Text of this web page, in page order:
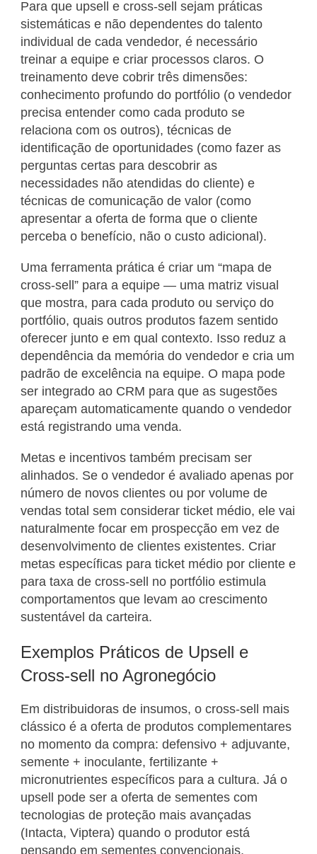
Para que upsell e cross-sell sejam práticas
sistemáticas e não dependentes do talento
individual de cada vendedor, é necessário
treinar a equipe e criar processos claros. O
treinamento deve cobrir três dimensões:
conhecimento profundo do portfólio (o vendedor
precisa entender como cada produto se
relaciona com os outros), técnicas de
identificação de oportunidades (como fazer as
perguntas certas para descobrir as
necessidades não atendidas do cliente) e
técnicas de comunicação de valor (como
apresentar a oferta de forma que o cliente
perceba o benefício, não o custo adicional).
Uma ferramenta prática é criar um “mapa de
cross-sell” para a equipe — uma matriz visual
que mostra, para cada produto ou serviço do
portfólio, quais outros produtos fazem sentido
oferecer junto e em qual contexto. Isso reduz a
dependência da memória do vendedor e cria um
padrão de excelência na equipe. O mapa pode
ser integrado ao CRM para que as sugestões
apareçam automaticamente quando o vendedor
está registrando uma venda.
Metas e incentivos também precisam ser
alinhados. Se o vendedor é avaliado apenas por
número de novos clientes ou por volume de
vendas total sem considerar ticket médio, ele vai
naturalmente focar em prospecção em vez de
desenvolvimento de clientes existentes. Criar
metas específicas para ticket médio por cliente e
para taxa de cross-sell no portfólio estimula
comportamentos que levam ao crescimento
sustentável da carteira.
Exemplos Práticos de Upsell e
Cross-sell no Agronegócio
Em distribuidoras de insumos, o cross-sell mais
clássico é a oferta de produtos complementares
no momento da compra: defensivo + adjuvante,
semente + inoculante, fertilizante +
micronutrientes específicos para a cultura. Já o
upsell pode ser a oferta de sementes com
tecnologias de proteção mais avançadas
(Intacta, Viptera) quando o produtor está
pensando em sementes convencionais,